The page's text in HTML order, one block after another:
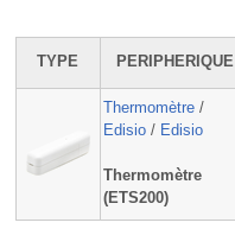
TYPE PERIPHERIQUE
Thermomètre /
Edisio / Edisio
Thermomètre
(ETS200)